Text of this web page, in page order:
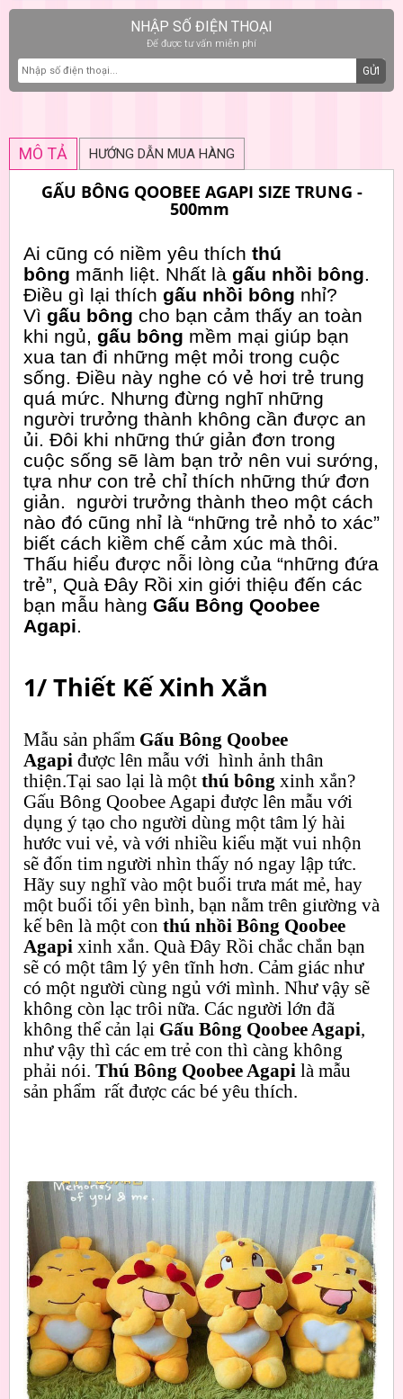
NHẬP SỐ ĐIỆN THOẠI
Để được tư vấn miễn phí
GỬI
MÔ TẢ HƯỚNG DẪN MUA HÀNG
GẤU BÔNG QOOBEE AGAPI SIZE TRUNG -
500mm
Ai cũng có niềm yêu thích thú
bông mãnh liệt. Nhất là gấu nhồi bông.
Điều gì lại thích gấu nhồi bông nhỉ?
Vì gấu bông cho bạn cảm thấy an toàn
khi ngủ, gấu bông mềm mại giúp bạn
xua tan đi những mệt mỏi trong cuộc
sống. Điều này nghe có vẻ hơi trẻ trung
quá mức. Nhưng đừng nghĩ những
người trưởng thành không cần được an
ủi. Đôi khi những thứ giản đơn trong
cuộc sống sẽ làm bạn trở nên vui sướng,
tựa như con trẻ chỉ thích những thứ đơn
giản. người trưởng thành theo một cách
nào đó cũng nhỉ là “những trẻ nhỏ to xác”
biết cách kiềm chế cảm xúc mà thôi.
Thấu hiểu được nỗi lòng của “những đứa
trẻ”, Quà Đây Rồi xin giới thiệu đến các
bạn mẫu hàng Gấu Bông Qoobee
Agapi.
1/ Thiết Kế Xinh Xắn
Mẫu sản phẩm Gấu Bông Qoobee
Agapi được lên mẫu với hình ảnh thân
thiện.Tại sao lại là một thú bông xinh xắn?
Gấu Bông Qoobee Agapi được lên mẫu với
dụng ý tạo cho người dùng một tâm lý hài
hước vui vẻ, và với nhiều kiểu mặt vui nhộn
sẽ đốn tim người nhìn thấy nó ngay lập tức.
Hãy suy nghĩ vào một buổi trưa mát mẻ, hay
một buổi tối yên bình, bạn nằm trên giường và
kế bên là một con thú nhồi Bông Qoobee
Agapi xinh xắn. Quà Đây Rồi chắc chắn bạn
sẽ có một tâm lý yên tĩnh hơn. Cảm giác như
có một người cùng ngủ với mình. Như vậy sẽ
không còn lạc trôi nữa. Các người lớn đã
không thể cản lại Gấu Bông Qoobee Agapi,
như vậy thì các em trẻ con thì càng không
phải nói. Thú Bông Qoobee Agapi là mẫu
sản phẩm rất được các bé yêu thích.